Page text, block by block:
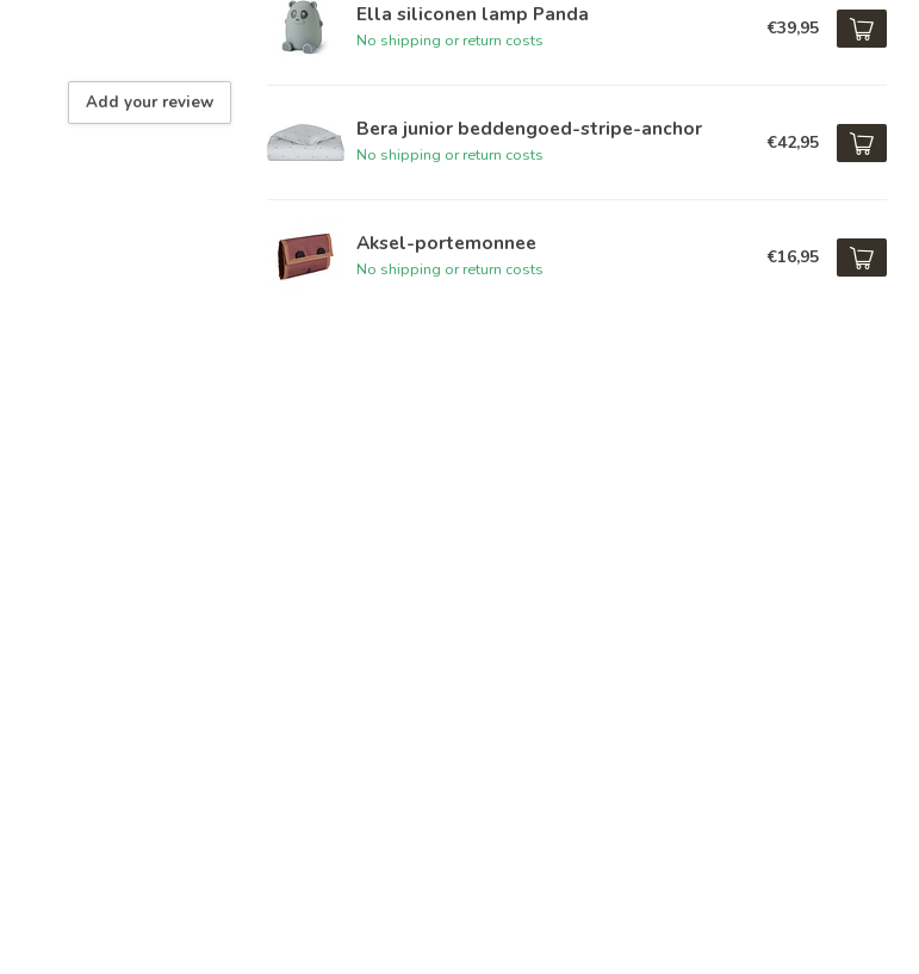
Add your review
Ella siliconen lamp Panda
No shipping or return costs
€39,95
Bera junior beddengoed-stripe-anchor
No shipping or return costs
€42,95
Aksel-portemonnee
No shipping or return costs
€16,95